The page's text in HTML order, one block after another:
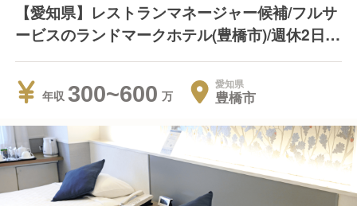
【愛知県】レストランマネージャー候補/フルサ
ービスのランドマークホテル(豊橋市)/週休2日制
＊退職金制度あり＊業績賞与年2回
年収 300~600 愛知県
豊橋市